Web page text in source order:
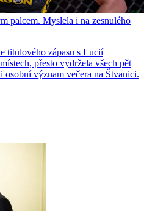
palcem. Myslela i na zesnulého
titulového zápasu s Lucií
přesto vydržela všech pět
osobní význam večera na Štvanici.